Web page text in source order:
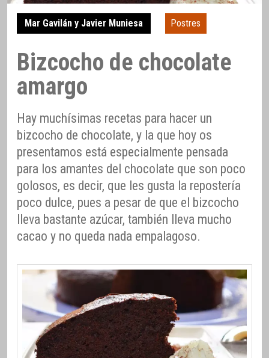
Mar Gavilán y Javier Muniesa Postres
Bizcocho de chocolate
amargo
Hay muchísimas recetas para hacer un
bizcocho de chocolate, y la que hoy os
presentamos está especialmente pensada
para los amantes del chocolate que son poco
golosos, es decir, que les gusta la repostería
poco dulce, pues a pesar de que el bizcocho
lleva bastante azúcar, también lleva mucho
cacao y no queda nada empalagoso.